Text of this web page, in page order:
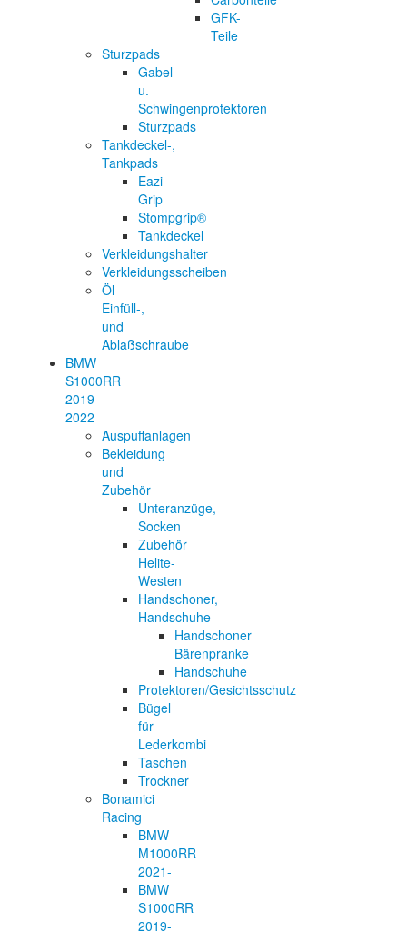
GFK-
Teile
Sturzpads
Gabel-
u.
Schwingenprotektoren
Sturzpads
Tankdeckel-,
Tankpads
Eazi-
Grip
Stompgrip®
Tankdeckel
Verkleidungshalter
Verkleidungsscheiben
Öl-
Einfüll-,
und
Ablaßschraube
BMW
S1000RR
2019-
2022
Auspuffanlagen
Bekleidung
und
Zubehör
Unteranzüge,
Socken
Zubehör
Helite-
Westen
Handschoner,
Handschuhe
Handschoner
Bärenpranke
Handschuhe
Protektoren/Gesichtsschutz
Bügel
für
Lederkombi
Taschen
Trockner
Bonamici
Racing
BMW
M1000RR
2021-
BMW
S1000RR
2019-